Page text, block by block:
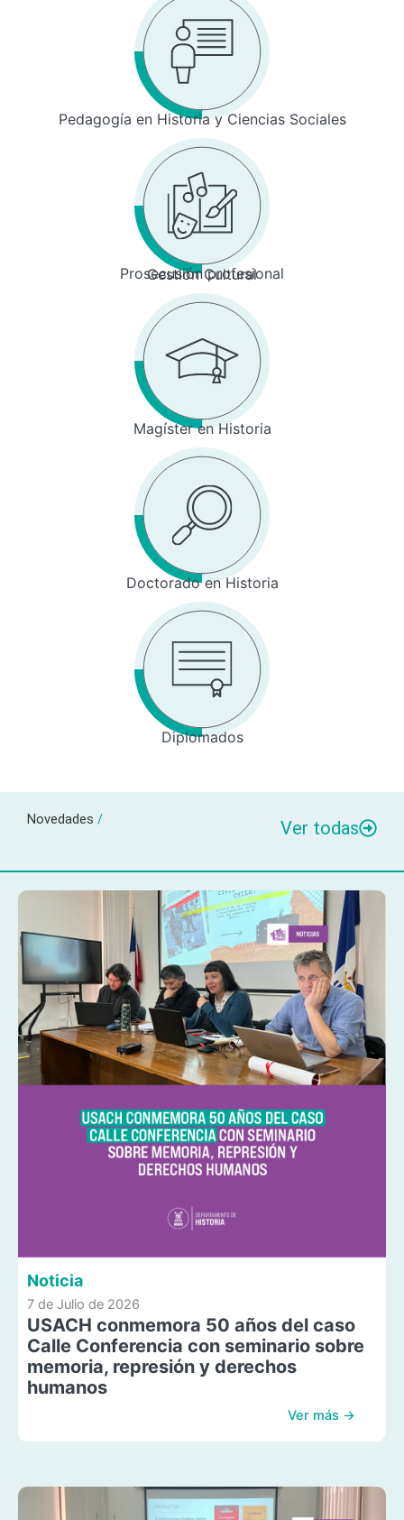
Pedagogía en Historia y Ciencias Sociales
Prosecusión profesional
Gestión Cultural
Magíster en Historia
Doctorado en Historia
Diplomados
Novedades / Ver todas
Noticia
7 de Julio de 2026
USACH conmemora 50 años del caso
Calle Conferencia con seminario sobre
memoria, represión y derechos
humanos
Ver más →